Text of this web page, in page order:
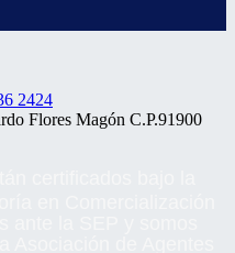
2424
Flores Magón C.P.91900